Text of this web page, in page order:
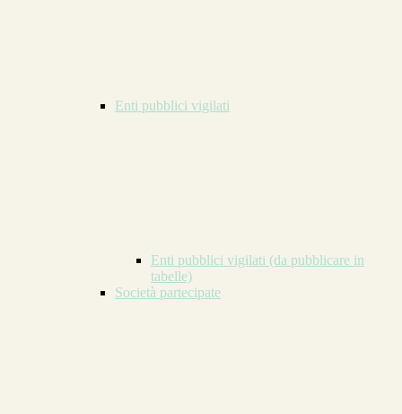
Enti pubblici vigilati
Enti pubblici vigilati (da pubblicare in
tabelle)
Società partecipate